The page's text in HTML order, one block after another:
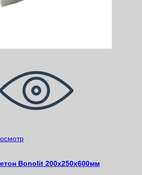
Bonolit 200х250х600мм